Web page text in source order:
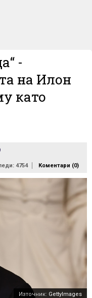
-
на Илон
като
4754 Коментари (0)
Източник: GettyImages